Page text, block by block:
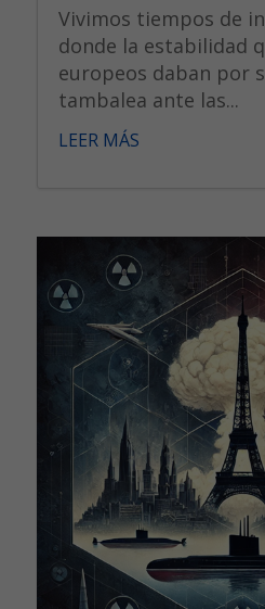
Vivimos tiempos de
donde la estabilidad
europeos daban por
tambalea ante las...
LEER MÁS